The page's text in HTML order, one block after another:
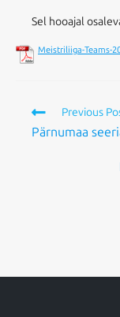
Sel hooajal
Meistriliiga-Teams-
Previous
Pärnumaa